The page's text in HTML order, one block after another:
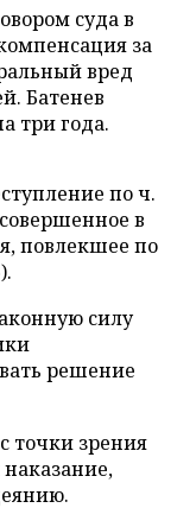
суда в
за
вред
Батенев
три года.
по ч.
в
повлекшее по
силу
решение
точки зрения